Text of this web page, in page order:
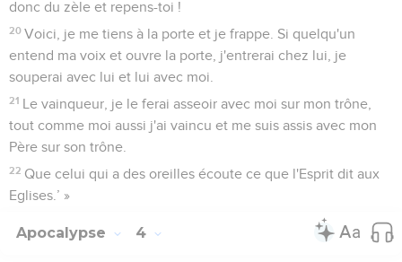
donc du zèle et repens-toi !
20 Voici, je me tiens à la porte et je frappe. Si quelqu'un
entend ma voix et ouvre la porte, j'entrerai chez lui, je
souperai avec lui et lui avec moi.
21 Le vainqueur, je le ferai asseoir avec moi sur mon trône,
tout comme moi aussi j'ai vaincu et me suis assis avec mon
Père sur son trône.
22 Que celui qui a des oreilles écoute ce que l'Esprit dit aux
Eglises.’ »
Apocalypse 4